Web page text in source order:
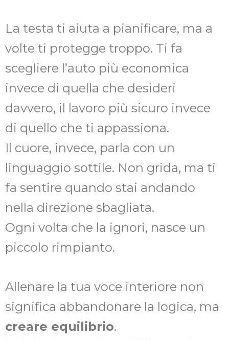
La testa ti aiuta a pianificare, ma a
volte ti protegge troppo. Ti fa
scegliere l’auto più economica
invece di quella che desideri
davvero, il lavoro più sicuro invece
di quello che ti appassiona.
Il cuore, invece, parla con un
linguaggio sottile. Non grida, ma ti
fa sentire quando stai andando
nella direzione sbagliata.
Ogni volta che la ignori, nasce un
piccolo rimpianto.
Allenare la tua voce interiore non
significa abbandonare la logica, ma
creare equilibrio.